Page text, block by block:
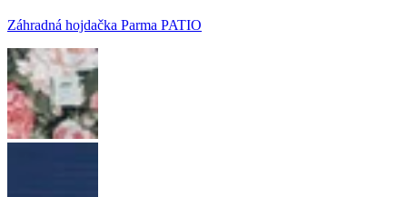
Záhradná hojdačka Parma PATIO